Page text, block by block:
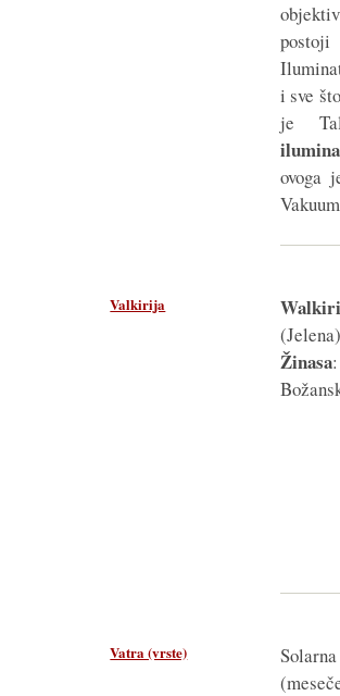
i sve
je
ovoga
Valkirija
Žinasa
Vatra (vrste)